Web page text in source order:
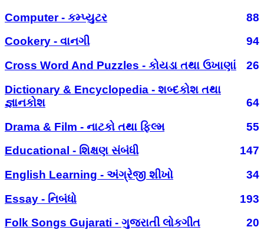
Computer - કમ્પ્યુટર
88
Cookery - વાનગી
94
Cross Word And Puzzles - કોયડા તથા ઉખાણાં
26
Dictionary & Encyclopedia - શબ્દકોશ તથા
જ્ઞાનકોશ
64
Drama & Film - નાટકો તથા ફિલ્મ
55
Educational - શિક્ષણ સંબંધી
147
English Learning - અંગ્રેજી શીખો
34
Essay - નિબંધો
193
Folk Songs Gujarati - ગુજરાતી લોકગીત
20